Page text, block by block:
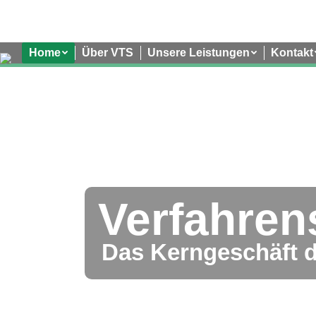
Home Über VTS Unsere Leistungen Kontakt
Das Kerngeschäft